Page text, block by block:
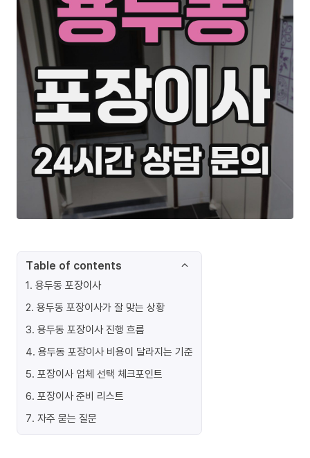
Table of contents
1. 용두동 포장이사
2. 용두동 포장이사가 잘 맞는 상황
3. 용두동 포장이사 진행 흐름
4. 용두동 포장이사 비용이 달라지는 기준
5. 포장이사 업체 선택 체크포인트
6. 포장이사 준비 리스트
7. 자주 묻는 질문